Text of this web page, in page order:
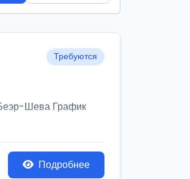
Требуются
Шева График
Подробнее